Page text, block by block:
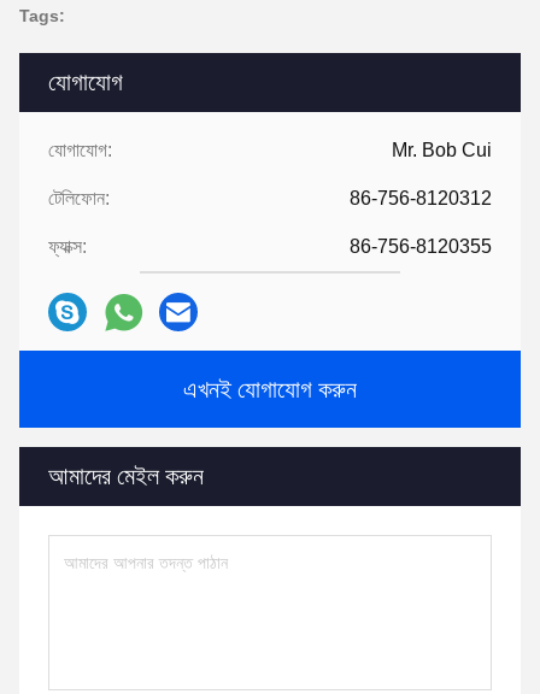
যোগাযোগ
যোগাযোগ: Mr. Bob Cui
টেলিফোন: 86-756-8120312
ফ্যাক্স: 86-756-8120355
এখনই যোগাযোগ করুন
আমাদের মেইল ​​করুন
Tags: